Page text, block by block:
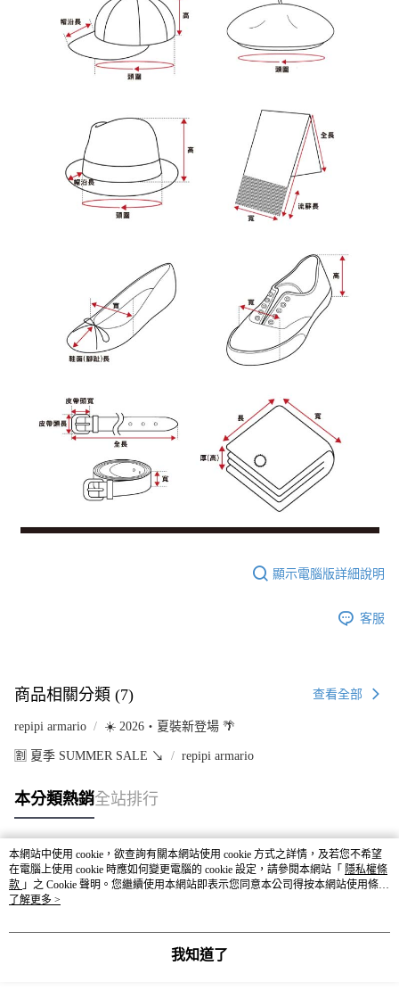
顯示電腦版詳細說明
客服
商品相關分類 (7) 查看全部
repipi armario ☀️ 2026・夏裝新登場 🌴
🈹 夏季 SUMMER SALE ↘️ repipi armario
本分類熱銷全站排行
熱門標籤
本網站中使用 cookie，欲查詢有關本網站使用 cookie 方式之詳情，及若您不希望
在電腦上使用 cookie 時應如何變更電腦的 cookie 設定，請參閱本網站「 隱私權條
款 」之 Cookie 聲明。您繼續使用本網站即表示您同意本公司得按本網站使用條款
之 Cookie 聲明使用 cookie。
了解更多 >
我知道了